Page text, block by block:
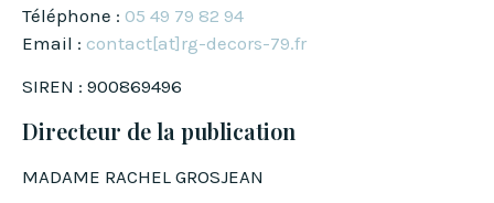
Téléphone : 05 49 79 82 94
Email : contact[at]rg-decors-79.fr
SIREN : 900869496
Directeur de la publication
MADAME RACHEL GROSJEAN